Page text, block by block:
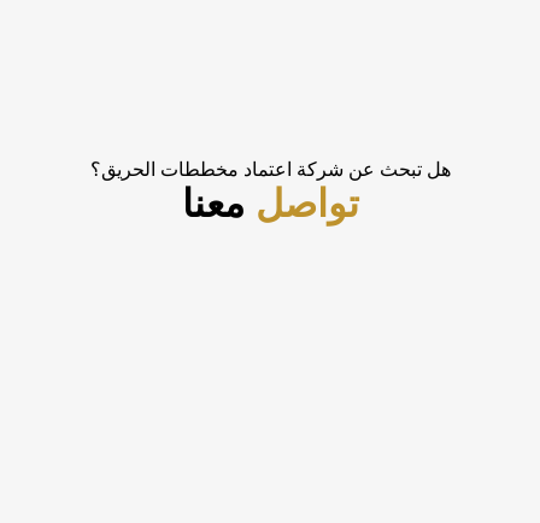
هل تبحث عن شركة اعتماد مخططات الحريق؟
تواصل معنا